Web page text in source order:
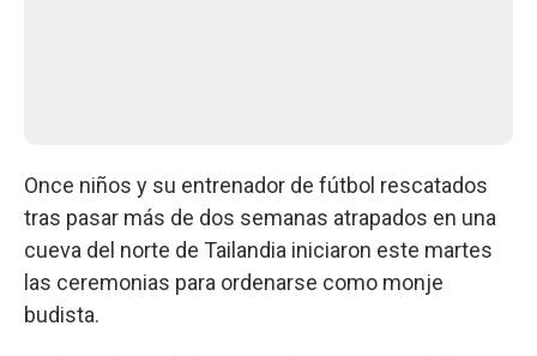
Once niños y su entrenador de fútbol rescatados
tras pasar más de dos semanas atrapados en una
cueva del norte de Tailandia iniciaron este martes
las ceremonias para ordenarse como monje
budista.